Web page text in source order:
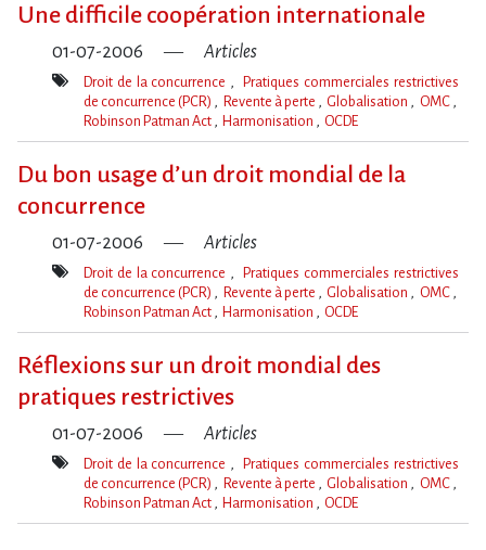
Une difficile coopération internationale
01-07-2006 Articles
Mot(s)-
Droit de la concurrence
Pratiques commerciales restrictives
de concurrence (PCR)
Revente à perte Globalisation
OMC
Robinson Patman Act
Harmonisation OCDE
Du bon usage d’un droit mondial de la
concurrence
01-07-2006 Articles
Mot(s)-
Droit de la concurrence
Pratiques commerciales restrictives
de concurrence (PCR)
Revente à perte Globalisation
OMC
Robinson Patman Act
Harmonisation OCDE
Réflexions sur un droit mondial des
pratiques restrictives
01-07-2006 Articles
Mot(s)-
Droit de la concurrence
Pratiques commerciales restrictives
de concurrence (PCR)
Revente à perte Globalisation
OMC
Robinson Patman Act
Harmonisation OCDE